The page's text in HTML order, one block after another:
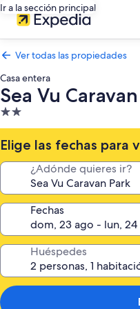
Ir a la sección principal
Ver todas las propiedades
Casa entera
Sea Vu
Propiedad
de
2.0
estrellas
Elige las fechas para
¿Adónde quieres ir?
Fechas
Huéspedes